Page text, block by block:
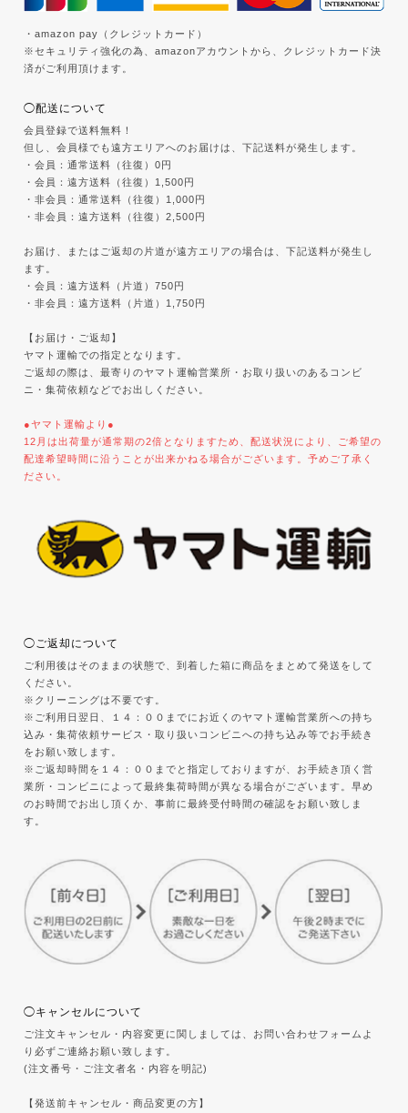
・amazon pay（クレジットカード）
※セキュリティ強化の為、amazonアカウントから、クレジットカード決
済がご利用頂けます。
◯配送について
会員登録で送料無料！
但し、会員様でも遠方エリアへのお届けは、下記送料が発生します。
・会員：通常送料（往復）0円
・会員：遠方送料（往復）1,500円
・非会員：通常送料（往復）1,000円
・非会員：遠方送料（往復）2,500円
お届け、またはご返却の片道が遠方エリアの場合は、下記送料が発生し
ます。
・会員：遠方送料（片道）750円
・非会員：遠方送料（片道）1,750円
【お届け・ご返却】
ヤマト運輸での指定となります。
ご返却の際は、最寄りのヤマト運輸営業所・お取り扱いのあるコンビ
ニ・集荷依頼などでお出しください。
●ヤマト運輸より●
12月は出荷量が通常期の2倍となりますため、配送状況により、ご希望の
配達希望時間に沿うことが出来かねる場合がございます。予めご了承く
ださい。
◯ご返却について
ご利用後はそのままの状態で、到着した箱に商品をまとめて発送をして
ください。
※クリーニングは不要です。
※ご利用日翌日、１４：００までにお近くのヤマト運輸営業所への持ち
込み・集荷依頼サービス・取り扱いコンビニへの持ち込み等でお手続き
をお願い致します。
※ご返却時間を１４：００までと指定しておりますが、お手続き頂く営
業所・コンビニによって最終集荷時間が異なる場合がございます。早め
のお時間でお出し頂くか、事前に最終受付時間の確認をお願い致しま
す。
◯キャンセルについて
ご注文キャンセル・内容変更に関しましては、お問い合わせフォームよ
り必ずご連絡お願い致します。
(注文番号・ご注文者名・内容を明記)
【発送前キャンセル・商品変更の方】